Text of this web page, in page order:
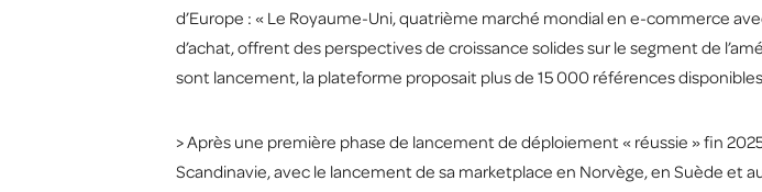
d’Europe : « Le Royaume-Uni, quatrième marché mondial en e-commerce
d’achat, offrent des perspectives de croissance solides sur le segment de
sont lancement, la plateforme proposait plus de 15 000 références
> Après une première phase de lancement de déploiement « réussie » fin
Scandinavie, avec le lancement de sa marketplace en Norvège, en Suède et